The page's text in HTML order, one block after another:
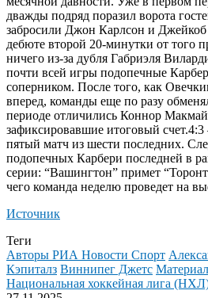
дважды подряд поразил ворота
забросили Джон Карлсон и
дебюте второй 20-минутки от того
ничего из-за дубля Габриэля
почти всей игры подопечные
соперником. После того, как
вперед, команды еще по разу
периоде отличились Коннор
зафиксировавшие итоговый
пятый матч из шести последних.
подопечных Карбери последней в
серии: “Вашингтон” примет
чего команда неделю проведет на
Источник
Теги
Авторы РИА Новости Спорт
Кэпиталз Виннипег Джетс
Национальная хоккейная лига